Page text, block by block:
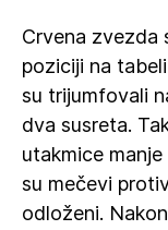
Crvena zvezda
poziciji na
su trijumfovali
dva susreta.
utakmice
su mečevi
odloženi.